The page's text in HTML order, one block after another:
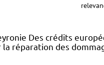
Des crédits
réparation des